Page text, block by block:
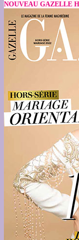
NOUVEAU GAZELLE